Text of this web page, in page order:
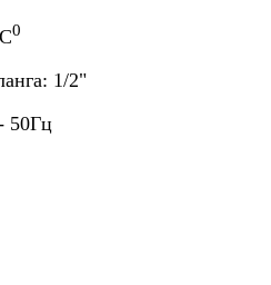
0
1/2"
50Гц